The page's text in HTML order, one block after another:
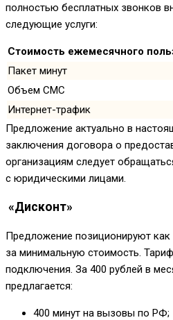
полностью бесплатных звонков
следующие услуги:
Стоимость ежемесячного
Пакет минут
Объем СМС
Интернет-трафик
Предложение актуально в
заключения договора о
организациям следует
с юридическими лицами.
«Дисконт»
Предложение позиционируют как
за минимальную стоимость.
подключения. За 400 рублей в
предлагается:
400 минут на вызовы по РФ;